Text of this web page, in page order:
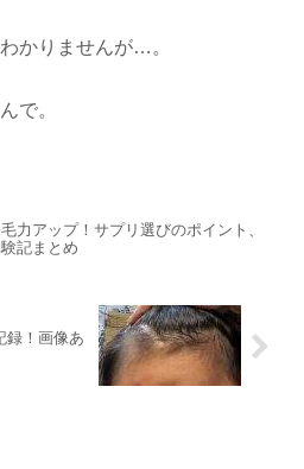
かりませんが…。
で。
力アップ！サプリ選びのポイント、
記まとめ
録！画像あ